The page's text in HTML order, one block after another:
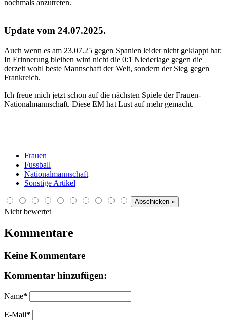
nochmals anzutreten.
Update vom 24.07.2025.
Auch wenn es am 23.07.25 gegen Spanien leider nicht geklappt hat:
In Erinnerung bleiben wird nicht die 0:1 Niederlage gegen die
derzeit wohl beste Mannschaft der Welt, sondern der Sieg gegen
Frankreich.
Ich freue mich jetzt schon auf die nächsten Spiele der Frauen-
Nationalmannschaft. Diese EM hat Lust auf mehr gemacht.
Frauen
Fussball
Nationalmannschaft
Sonstige Artikel
Nicht bewertet
Kommentare
Keine Kommentare
Kommentar hinzufügen:
Name*
E-Mail*